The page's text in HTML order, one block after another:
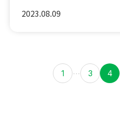
2023.08.09
1 … 3 4